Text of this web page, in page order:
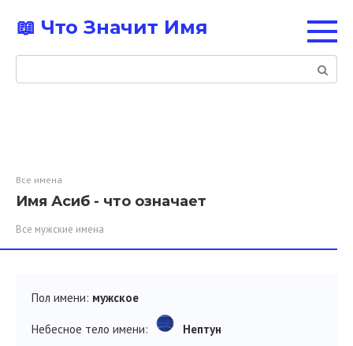
контенту
📖 Что Значит Имя
Поиск:
Все имена
Имя Асиб - что означает
Все мужские имена
Пол имени: мужское
Небесное тело имени: Нептун